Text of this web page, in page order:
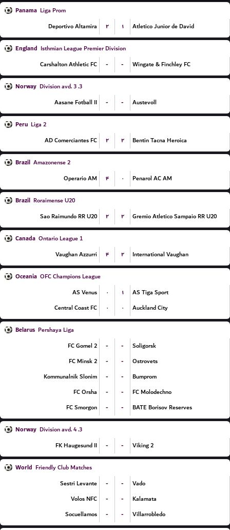
Panama Liga Prom
Deportivo Altamira
۲ ۱ Atletico Junior de David
England Isthmian League Premier Division
Carshalton Athletic FC
- - Wingate & Finchley FC
Norway
3. Division avd. 3
Aasane Fotball II
- - Austevoll
Peru Liga 2
AD Comerciantes FC
۲ ۲ Bentin Tacna Heroica
Brazil Amazonense 2
Operario AM
۴ ۰ Penarol AC AM
Brazil Roraimense U20
Sao Raimundo RR U20
۲ ۲ Gremio Atletico Sampaio RR U20
Canada Ontario League 1
Vaughan Azzurri
۴ ۲ International Vaughan
Oceania OFC Champions League
AS Venus
۰ ۱
AS Tiga Sport
Central Coast FC
۰ ۰ Auckland City
Belarus Pershaya Liga
FC Gomel 2
- -
Soligorsk
FC Minsk 2
- -
Ostrovets
Kommunalnik Slonim
- -
Bumprom
FC Orsha
- -
FC Molodechno
FC Smorgon
- - BATE Borisov Reserves
Norway
3. Division avd. 4
FK Haugesund II
- - Viking 2
World Friendly Club Matches
Sestri Levante
- -
Vado
Volos NFC
- -
Kalamata
Socuellamos
- - Villarrobledo